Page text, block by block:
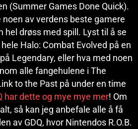
(Summer Games Done Quick).
av verdens beste gamere
hel drøss med spill. Lyst til å se
Halo: Combat Evolved på en
Legendary, eller hva med noen
alle fangehulene i The
to the Past på under en time
har dette og mye mye mer! Om
så kan jeg anbefale alle å få
av GDQ, hvor Nintendos R.O.B.